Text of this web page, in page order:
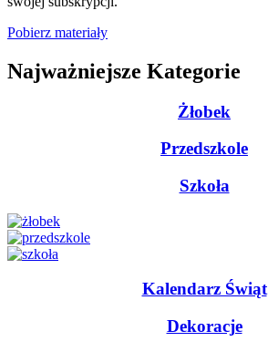
Pobierz materiały
Najważniejsze Kategorie
Żłobek
Przedszkole
Szkoła
Kalendarz Świąt
Dekoracje